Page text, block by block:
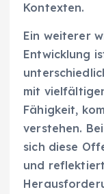
Kontexten.
Ein weiterer
Entwicklung
mit
Fähigkeit,
verstehen.
sich diese
und